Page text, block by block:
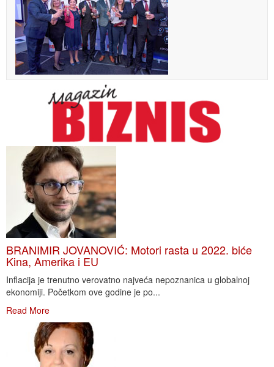
BRANIMIR JOVANOVIĆ: Motori rasta u 2022. biće
Kina, Amerika i EU
Inflacija je trenutno verovatno najveća nepoznanica u globalnoj
ekonomiji. Početkom ove godine je po...
Read More